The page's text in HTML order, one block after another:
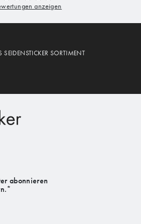
SEIDENSTICKER SORTIMENT
abonnieren